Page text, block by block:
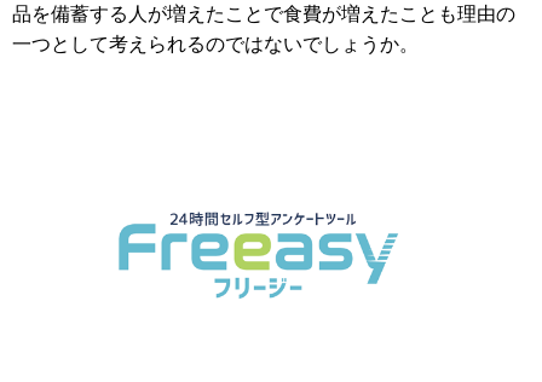
品を備蓄する人が増えたことで食費が増えたことも理由の
一つとして考えられるのではないでしょうか。